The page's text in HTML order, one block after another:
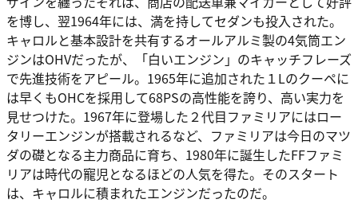
を博し、翌1964年には、満を持してセダンも投入された。
キャロルと基本設計を共有するオールアルミ製の4気筒エン
ジンはOHVだったが、「白いエンジン」のキャッチフレーズ
で先進技術をアピール。1965年に追加された１Lのクーペに
は早くもOHCを採用して68PSの高性能を誇り、高い実力を
見せつけた。1967年に登場した２代目ファミリアにはロー
タリーエンジンが搭載されるなど、ファミリアは今日のマツ
ダの礎となる主力商品に育ち、1980年に誕生したFFファミ
リアは時代の寵児となるほどの人気を得た。そのスタート
は、キャロルに積まれたエンジンだったのだ。